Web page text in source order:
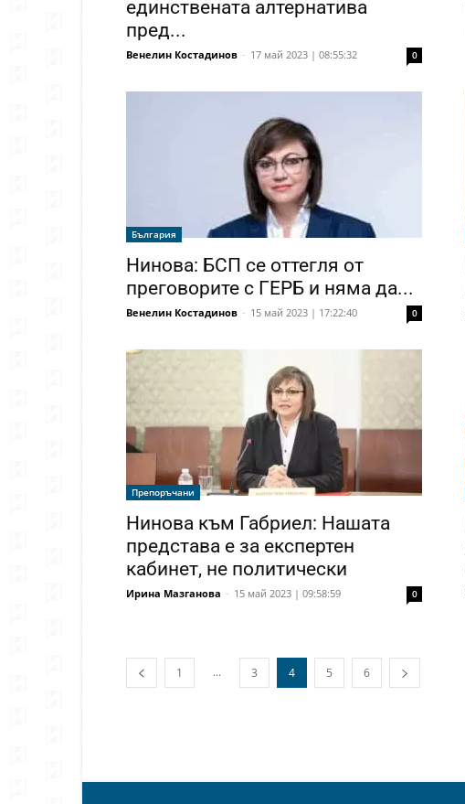
единствената алтернатива
пред...
Венелин Костадинов - 17 май 2023 | 08:55:32 0
България
Нинова: БСП се оттегля от
преговорите с ГЕРБ и няма да...
Венелин Костадинов - 15 май 2023 | 17:22:40 0
Препоръчани
Нинова към Габриел: Нашата
представа е за експертен
кабинет, не политически
Ирина Мазганова - 15 май 2023 | 09:58:59 0
1 ... 3 4 5 6